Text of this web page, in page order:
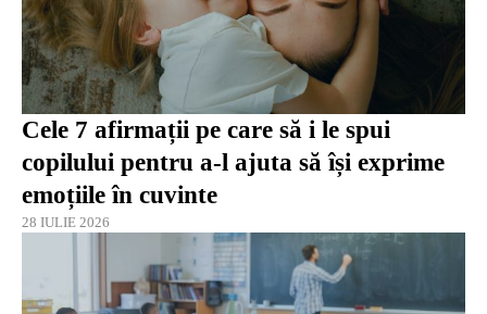
Cele 7 afirmații pe care să i le spui
copilului pentru a-l ajuta să își exprime
emoțiile în cuvinte
28 IULIE 2026